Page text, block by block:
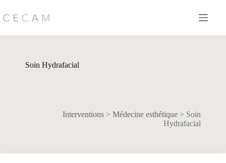
au
contenu
Soin Hydrafacial
Interventions > Médecine esthétique > Soin
Hydrafacial